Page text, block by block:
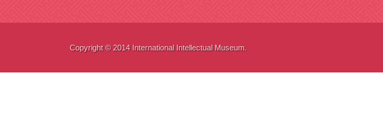
Copyright © 2014 International Intellectual Museum.